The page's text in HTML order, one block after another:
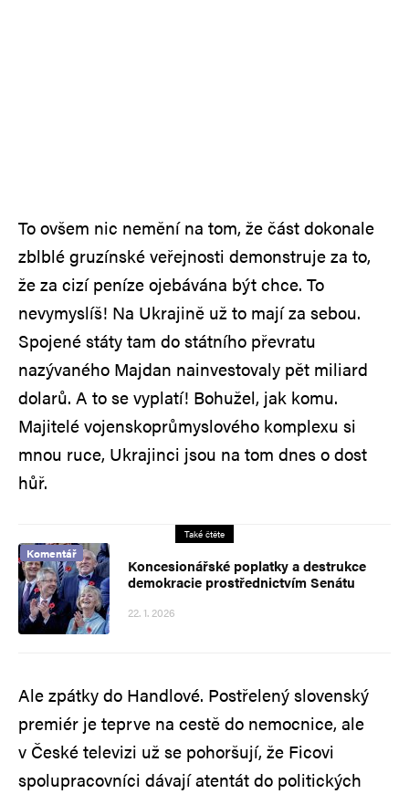
To ovšem nic nemění na tom, že část dokonale
zblblé gruzínské veřejnosti demonstruje za to,
že za cizí peníze ojebávána být chce. To
nevymyslíš! Na Ukrajině už to mají za sebou.
Spojené státy tam do státního převratu
nazývaného Majdan nainvestovaly pět miliard
dolarů. A to se vyplatí! Bohužel, jak komu.
Majitelé vojenskoprůmyslového komplexu si
mnou ruce, Ukrajinci jsou na tom dnes o dost
hůř.
Také čtěte
Komentář
Koncesionářské poplatky a destrukce
demokracie prostřednictvím Senátu
22. 1. 2026
Ale zpátky do Handlové. Postřelený slovenský
premiér je teprve na cestě do nemocnice, ale
v České televizi už se pohoršují, že Ficovi
spolupracovníci dávají atentát do politických